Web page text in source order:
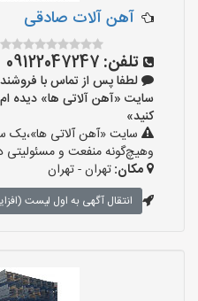
آهن آلات صادقی
تلفن: 09122047247
لطفا پس از تماس با
کنید»
سایت «آهن آلاتی ها»،یک
وهیچ‌گونه منفعت و مسئولیتی
مکان:تهران - تهران
انتقال آگهی به اول لیست